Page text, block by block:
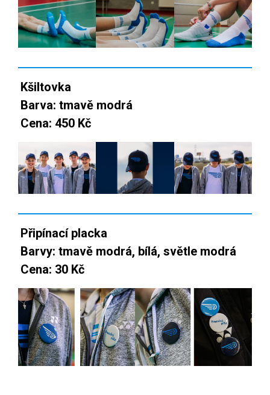
Kšiltovka
Barva: tmavě modrá
Cena: 450 Kč
Připínací placka
Barvy: tmavě modrá, bílá, světle modrá
Cena: 30 Kč